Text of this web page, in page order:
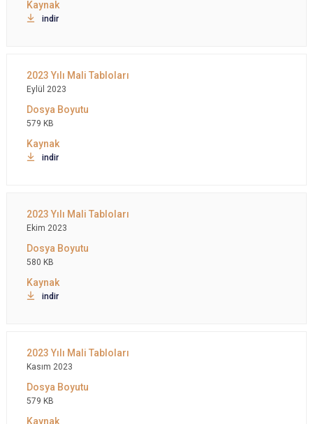
indir
Eylül 2023
579 KB
indir
Ekim 2023
580 KB
indir
Kasım 2023
579 KB